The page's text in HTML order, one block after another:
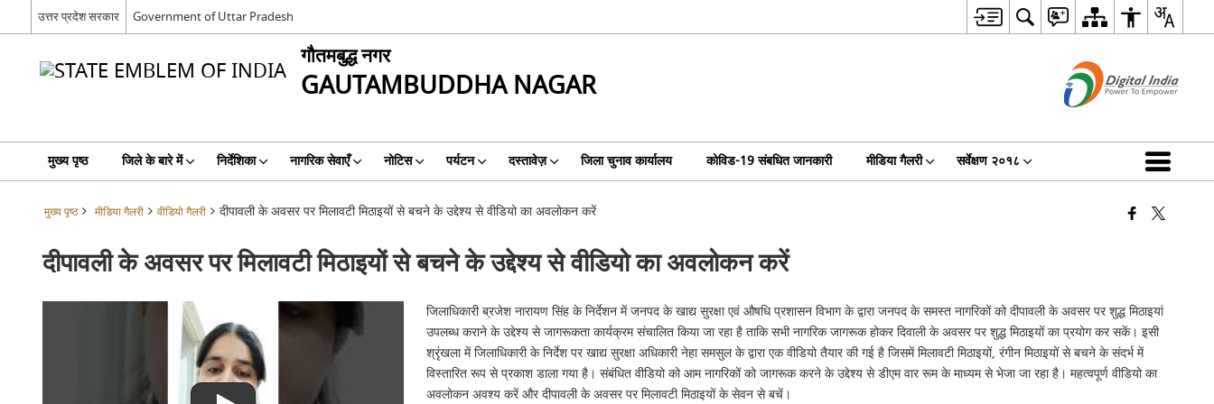
उत्तर प्रदेश सरकार Government of Uttar Pradesh
गौतमबुद्ध नगर
GAUTAMBUDDHA NAGAR
मुख्य पृष्ठ जिले के बारे में निर्देशिका नागरिक सेवाएँ नोटिस पर्यटन दस्तावेज़ जिला चुनाव कार्यालय कोविड-19 संबधित जानकारी मीडिया गैलरी सर्वेक्षण २०१८
मुख्य पृष्ठ मीडिया गैलरी वीडियो गैलरी दीपावली के अवसर पर मिलावटी मिठाइयों से बचने के उद्देश्य से वीडियो का अवलोकन करें
दीपावली के अवसर पर मिलावटी मिठाइयों से बचने के उद्देश्य से वीडियो का अवलोकन करें
जिलाधिकारी ब्रजेश नारायण सिंह के निर्देशन में जनपद के खाद्य सुरक्षा एवं औषधि प्रशासन विभाग के द्वारा जनपद के समस्त नागरिकों को दीपावली के अवसर पर शुद्ध मिठाइयां
उपलब्ध कराने के उद्देश्य से जागरूकता कार्यक्रम संचालित किया जा रहा है ताकि सभी नागरिक जागरूक होकर दिवाली के अवसर पर शुद्ध मिठाइयों का प्रयोग कर सकें। इसी
श्रृंखला में जिलाधिकारी के निर्देश पर खाद्य सुरक्षा अधिकारी नेहा समसुल के द्वारा एक वीडियो तैयार की गई है जिसमें मिलावटी मिठाइयों, रंगीन मिठाइयों से बचने के संदर्भ में
विस्तारित रूप से प्रकाश डाला गया है। संबंधित वीडियो को आम नागरिकों को जागरूक करने के उद्देश्य से डीएम वार रूम के माध्यम से भेजा जा रहा है। महत्वपूर्ण वीडियो का
अवलोकन अवश्य करें और दीपावली के अवसर पर मिलावटी मिठाइयों के सेवन से बचें।